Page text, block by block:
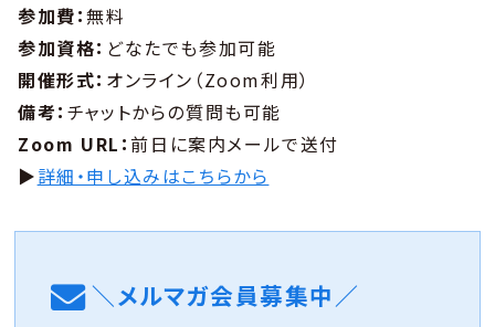
参加費：無料
参加資格： どなたでも参加可能
開催形式： オンライン（Zoom利用）
備考： チャットからの質問も可能
Zoom URL：前日に案内メールで送付
▶︎詳細・申し込みはこちらから
＼メルマガ会員募集中／